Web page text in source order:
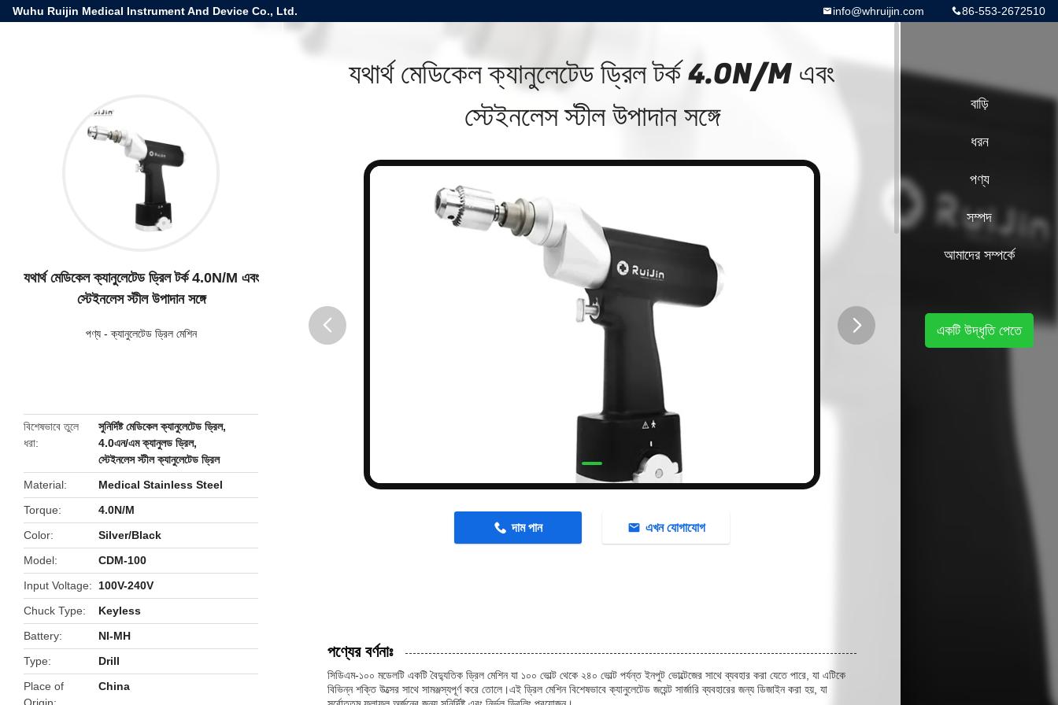
Wuhu Ruijin Medical Instrument And Device Co., Ltd. 86-553-2672510
info@whruijin.com
যথার্থ মেডিকেল ক্যানুলেটেড ড্রিল টর্ক 4.0N/M এবং
স্টেইনলেস স্টীল উপাদান সঙ্গে
পণ্য-ক্যানুলেটেড ড্রিল মেশিন
বিশেষভাবে তুলে
ধরা
সুনির্দিষ্ট মেডিকেল ক্যানুলেটেড ড্রিল,
4.0এন/এম ক্যানুলড ড্রিল,
স্টেইনলেস স্টীল ক্যানুলেটেড ড্রিল
Material
Medical Stainless Steel
Torque
4.0N/M
Color
Silver/Black
Model
CDM-100
Input Voltage
100V-240V
Chuck Type
Keyless
Battery
NI-MH
Type
Drill
Place of
China
যথার্থ মেডিকেল ক্যানুলেটেড ড্রিল টর্ক 4.0N/M এবং
স্টেইনলেস স্টীল উপাদান সঙ্গে
দাম পান এখন যোগাযোগ
পণ্যের বর্ণনাঃ
সিডিএম-১০০ মডেলটি একটি বৈদ্যুতিক ড্রিল মেশিন যা ১০০ ভোল্ট থেকে ২৪০ ভোল্ট পর্যন্ত ইনপুট ভোল্টেজের সাথে ব্যবহার করা যেতে পারে, যা এটিকে
বিভিন্ন শক্তি উত্সের সাথে সামঞ্জস্যপূর্ণ করে তোলে।এই ড্রিল মেশিন বিশেষভাবে ক্যানুলেটেড জয়েন্ট সার্জারি ব্যবহারের জন্য ডিজাইন করা হয়, যা
বাড়ি
ধরন
পণ্য
সম্পদ
আমাদের সম্পর্কে
একটি উদ্ধৃতি পেতে